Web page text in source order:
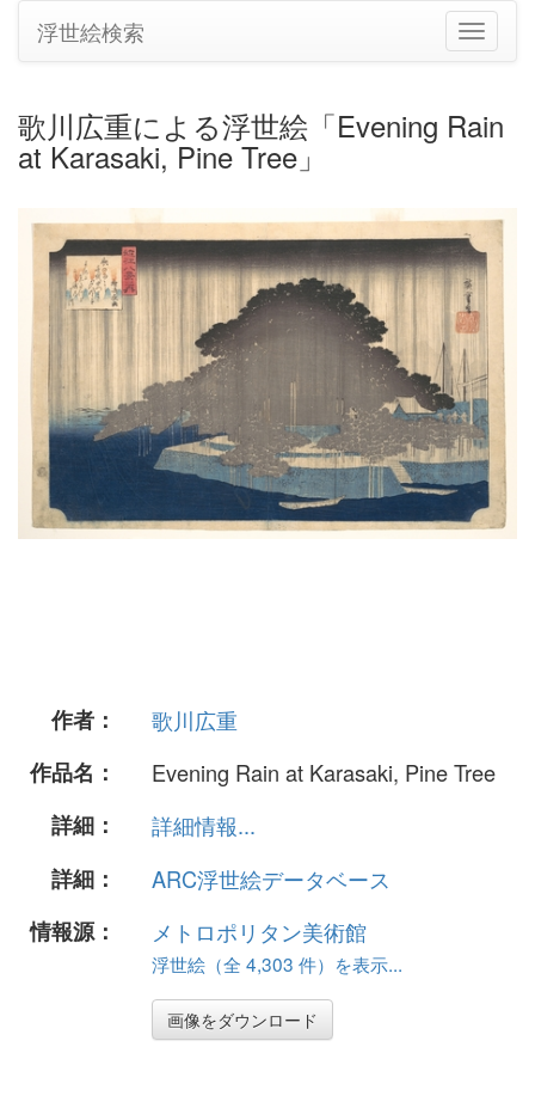
ナ
ビ
シ
切
り
替
え
浮世絵検索
歌川広重による浮世絵「Evening Rain
at Karasaki, Pine Tree」
作者：
歌川広重
作品名：
Evening Rain at Karasaki, Pine Tree
詳細：
詳細情報...
詳細：
ARC浮世絵データベース
情報源：
メトロポリタン美術館
浮世絵（全 4,303 件）を表示...
画像をダウンロード